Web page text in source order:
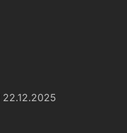
22.12.2025